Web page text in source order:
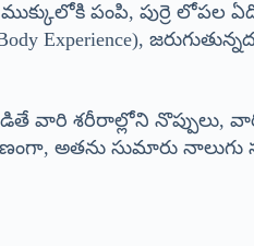
పంపి, పుర్రె లోపల
Experience),
వారి శరీరాల్లోని నొప్పులు,
అతను సుమారు